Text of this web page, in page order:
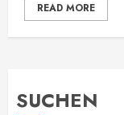
READ MORE
SUCHEN